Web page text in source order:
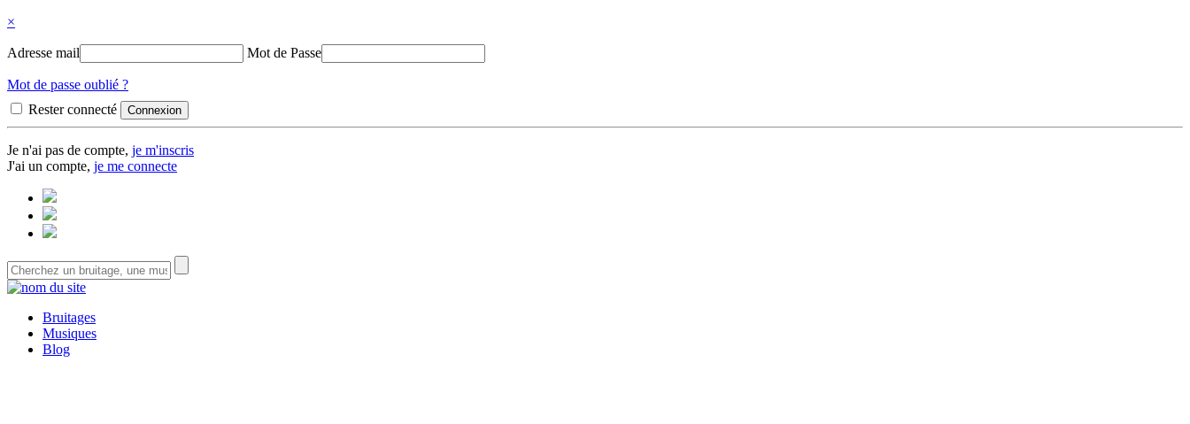
×
Adresse mail Mot de Passe
Mot de passe oublié ?
Rester connecté
Je n'ai pas de compte, je m'inscris
J'ai un compte, je me connecte
Bruitages
Musiques
Blog